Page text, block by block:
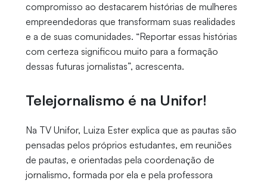
compromisso ao destacarem histórias de mulheres
empreendedoras que transformam suas realidades
e a de suas comunidades. “Reportar essas histórias
com certeza significou muito para a formação
dessas futuras jornalistas”, acrescenta.
Telejornalismo é na Unifor!
Na TV Unifor, Luiza Ester explica que as pautas são
pensadas pelos próprios estudantes, em reuniões
de pautas, e orientadas pela coordenação de
jornalismo, formada por ela e pela professora